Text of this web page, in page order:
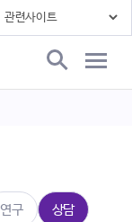
연구 상담